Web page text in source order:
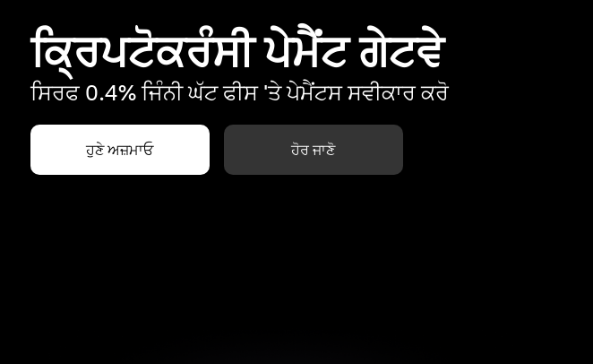
ਕ੍ਰਿਪਟੋਕਰੰਸੀ ਪੇਮੈਂਟ ਗੇਟਵੇ
ਸਿਰਫ 0.4% ਜਿੰਨੀ ਘੱਟ ਫੀਸ 'ਤੇ ਪੇਮੈਂਟਸ ਸਵੀਕਾਰ ਕਰੋ
ਹੁਣੇ ਅਜ਼ਮਾਓ ਹੋਰ ਜਾਣੋ